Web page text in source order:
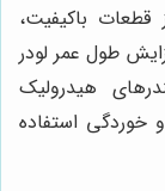
قطعات باکیفیت،
طول عمر لودر
هیدرولیک
خوردگی استفاده